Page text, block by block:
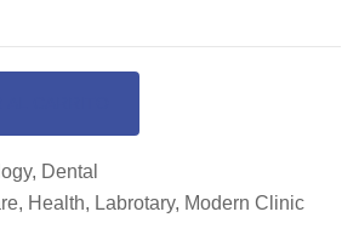
, Dental
, Health, Labrotary, Modern Clinic